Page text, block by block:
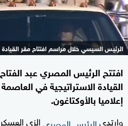
الرئيس السيسي خلال مراسم افتتاح مقر القيادة
افتتح الرئيس المصري عبد
القيادة الاستراتيجية في
إعلاميا بالأوكتاغون.
وارتدىالرئيس المصريالزي